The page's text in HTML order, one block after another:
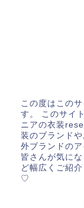
この度はこの
す。 このサイ
ニアの衣装
装のブランド
外ブランドの
皆さんが気に
ど幅広くご紹
♡